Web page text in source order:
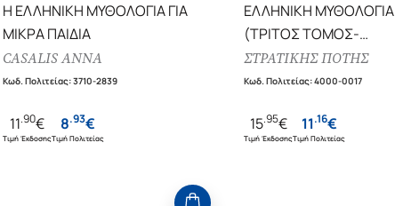
Η ΕΛΛΗΝΙΚΗ ΜΥΘΟΛΟΓΙΑ ΓΙΑ
ΜΙΚΡΑ ΠΑΙΔΙΑ
CASALIS ANNA
Κωδ. Πολιτείας:3710-2839
11.90€
Τιμή Έκδοσης
8.93€
Τιμή Πολιτείας
ΕΛΛΗΝΙΚΗ ΜΥΘΟΛΟΓΙΑ
(ΤΡΙΤΟΣ ΤΟΜΟΣ-
ΣΚΛΗΡΟΔΕΤΗ ΕΚΔΟΣΗ)
Η ΕΛΛΑΔΑ ΤΩΝ ΘΡΥΛΩΝ
ΣΤΡΑΤΙΚΗΣ ΠΟΤΗΣ
Κωδ. Πολιτείας:4000-0017
15.95€
Τιμή Έκδοσης
11.16€
Τιμή Πολιτείας